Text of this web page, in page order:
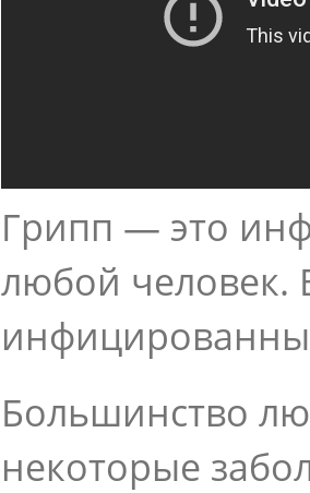
Грипп — это
любой человек.
Большинство
некоторые